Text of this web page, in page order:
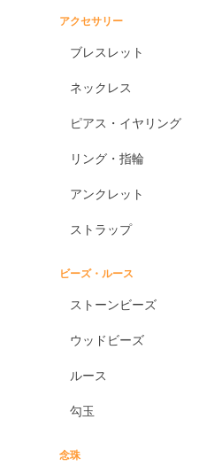
アクセサリー
ブレスレット
ネックレス
ピアス・イヤリング
リング・指輪
アンクレット
ストラップ
ビーズ・ルース
ストーンビーズ
ウッドビーズ
ルース
勾玉
念珠